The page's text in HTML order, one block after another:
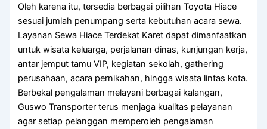
Oleh karena itu, tersedia berbagai pilihan Toyota Hiace
sesuai jumlah penumpang serta kebutuhan acara sewa.
Layanan Sewa Hiace Terdekat Karet dapat dimanfaatkan
untuk wisata keluarga, perjalanan dinas, kunjungan kerja,
antar jemput tamu VIP, kegiatan sekolah, gathering
perusahaan, acara pernikahan, hingga wisata lintas kota.
Berbekal pengalaman melayani berbagai kalangan,
Guswo Transporter terus menjaga kualitas pelayanan
agar setiap pelanggan memperoleh pengalaman